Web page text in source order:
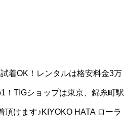
着OK！レンタルは格安料金3万
！TIGショップは東京、錦糸町駅
けます♪KIYOKO HATA ローラ